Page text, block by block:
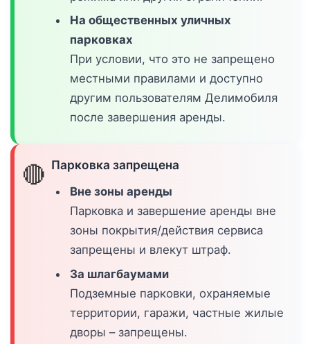
На общественных уличных
парковках
При условии, что это не запрещено
местными правилами и доступно
другим пользователям Делимобиля
после завершения аренды.
🔴 Парковка запрещена
Вне зоны аренды
Парковка и завершение аренды вне
зоны покрытия/действия сервиса
запрещены и влекут штраф.
За шлагбаумами
Подземные парковки, охраняемые
территории, гаражи, частные жилые
дворы – запрещены.